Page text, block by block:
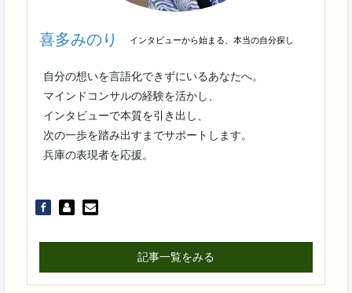
喜多みのり インタビューから始まる、本当の自分探し
自分の想いを言語化できずにいるあなたへ。
マインドコンサルの経験を活かし、
インタビューで本質を引き出し、
次の一歩を踏み出すまでサポートします。
兵庫の表現者を応援。
記事一覧をみる